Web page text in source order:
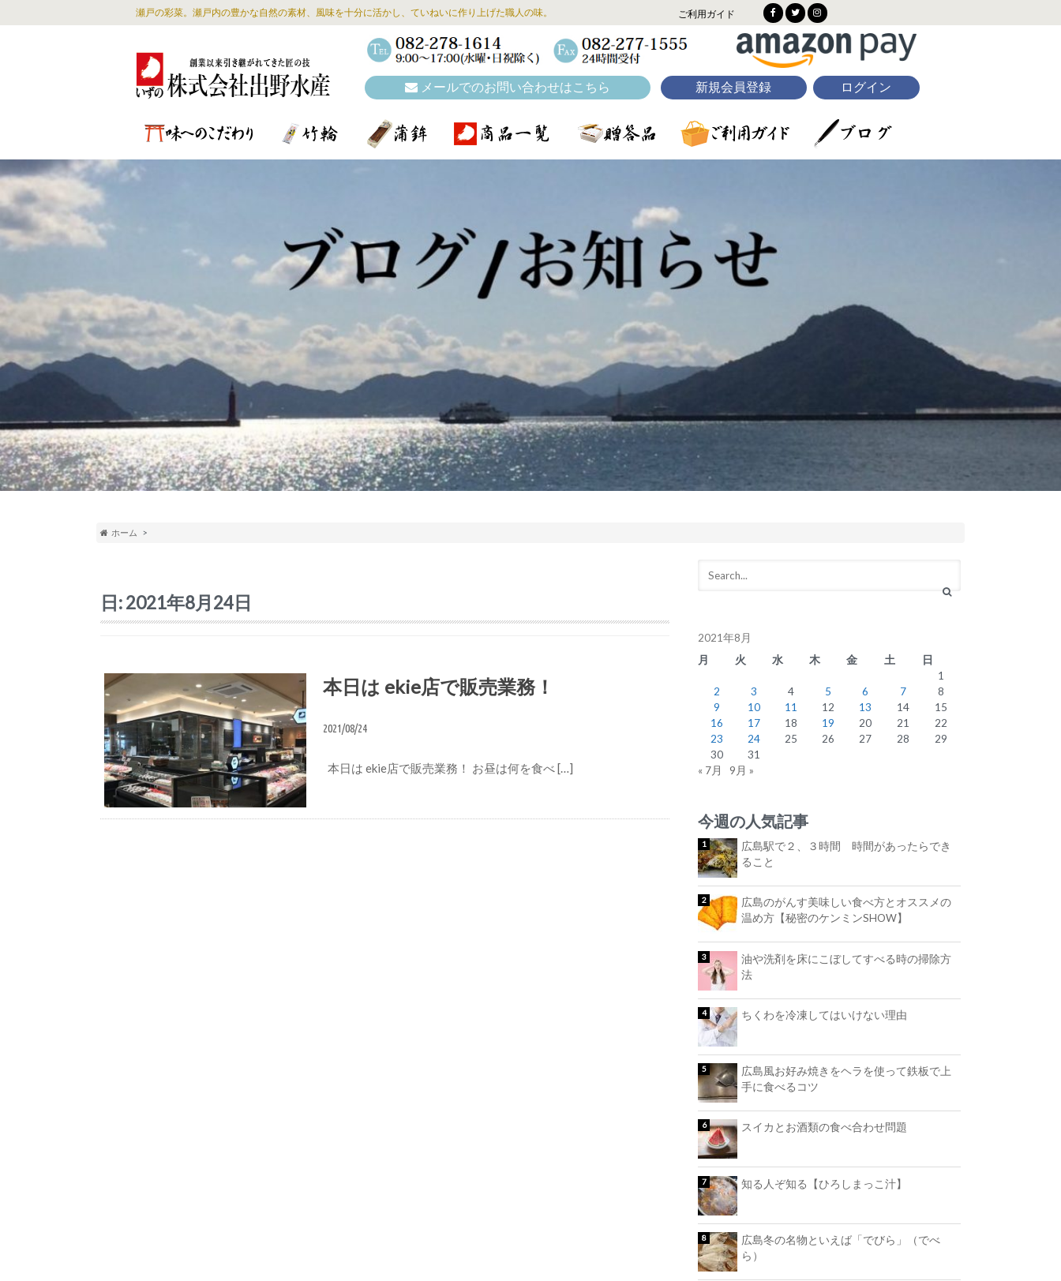
瀬戸の彩菜。瀬戸内の豊かな自然の素材、風味を十分に活かし、ていねいに作り上げた職人の味。 ご利用ガイド
メールでのお問い合わせはこちら 新規会員登録 ログイン
ホーム
日:2021年8月24日
本日は ekie店で販売業務！
2021/08/24
本日は ekie店で販売業務！ お昼は何を食べ […]
2021年8月
月
火 水 木 金 土
日
1
2
3 4 5 6 7
8
9
10 11 12 13 14
15
16
17 18 19 20 21
22
23
24 25 26 27 28
29
30
31
« 7月
9月 »
今週の人気記事
広島駅で２、３時間 時間があったらでき
ること
広島のがんす美味しい食べ方とオススメの
温め方【秘密のケンミンSHOW】
油や洗剤を床にこぼしてすべる時の掃除方
法
ちくわを冷凍してはいけない理由
広島風お好み焼きをヘラを使って鉄板で上
手に食べるコツ
スイカとお酒類の食べ合わせ問題
知る人ぞ知る【ひろしまっこ汁】
広島冬の名物といえば「でびら」（でべ
ら）